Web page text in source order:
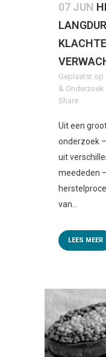
07 JUN
Geplaatst op
& Onderzoek
Share
Uit een
onderzoek
uit
meededen
van...
LEES MEER